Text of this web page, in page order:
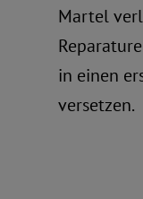
Martel
in einen
versetzen.